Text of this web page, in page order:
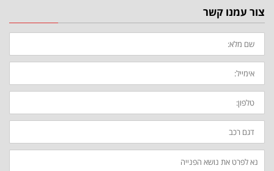
צור עמנו קשר
שם
מלא:
אימייל:
טלפון:
דגם
רכב:
ההודעה
שלך: